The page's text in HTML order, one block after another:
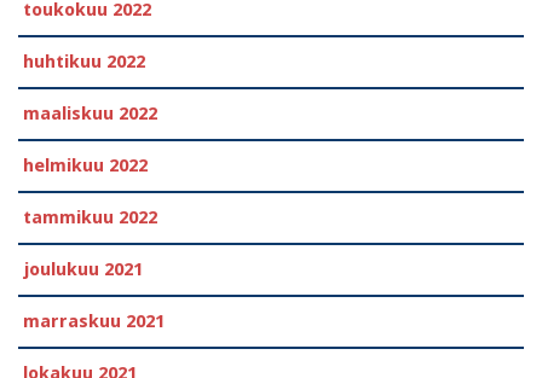
toukokuu 2022
huhtikuu 2022
maaliskuu 2022
helmikuu 2022
tammikuu 2022
joulukuu 2021
marraskuu 2021
lokakuu 2021